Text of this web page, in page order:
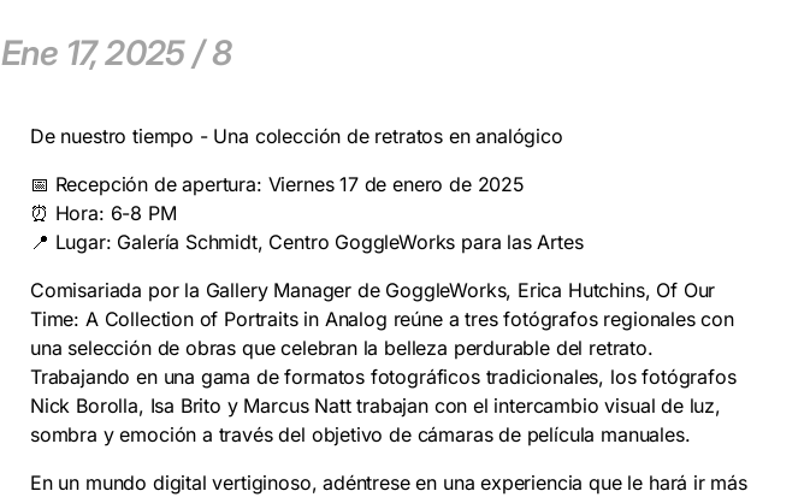
Ene 17, 2025 / 8
De nuestro tiempo - Una colección de retratos en analógico
📅 Recepción de apertura: Viernes 17 de enero de 2025
⏰ Hora: 6-8 PM
📍 Lugar: Galería Schmidt, Centro GoggleWorks para las Artes
Comisariada por la Gallery Manager de GoggleWorks, Erica Hutchins, Of Our
Time: A Collection of Portraits in Analog reúne a tres fotógrafos regionales con
una selección de obras que celebran la belleza perdurable del retrato.
Trabajando en una gama de formatos fotográficos tradicionales, los fotógrafos
Nick Borolla, Isa Brito y Marcus Natt trabajan con el intercambio visual de luz,
sombra y emoción a través del objetivo de cámaras de película manuales.
En un mundo digital vertiginoso, adéntrese en una experiencia que le hará ir más